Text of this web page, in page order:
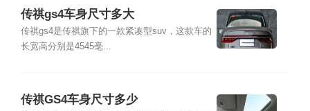
传祺gs4车身尺寸多大
传祺gs4是传祺旗下的一款紧凑型suv，这款车的
长宽高分别是4545毫...
传祺GS4车身尺寸多少